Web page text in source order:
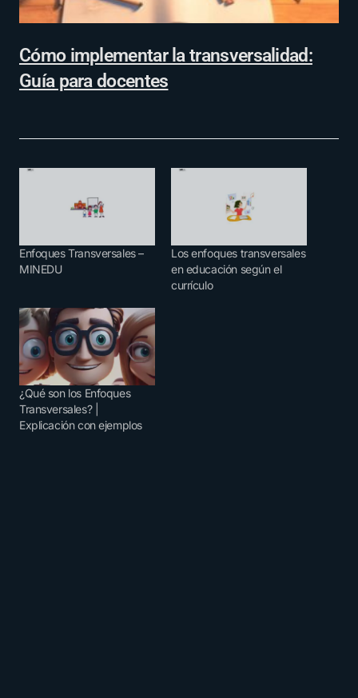
Cómo implementar la transversalidad:
Guía para docentes
Enfoques Transversales –
MINEDU
Los enfoques transversales
en educación según el
currículo
¿Qué son los Enfoques
Transversales? |
Explicación con ejemplos